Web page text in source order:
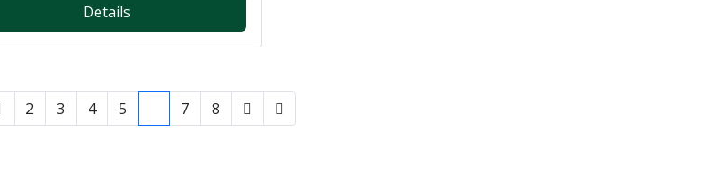
Details
2 3 4 5 7 8